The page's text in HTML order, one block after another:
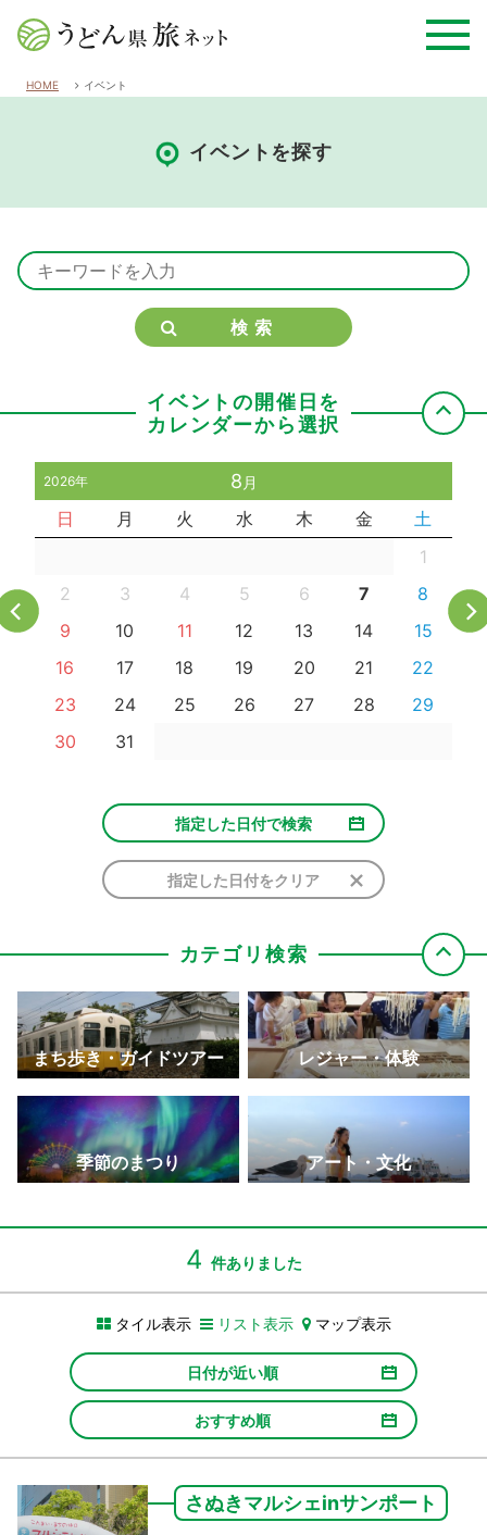
HOME イベント
イベントを探す
検索
イベントの開催日を
カレンダーから選択
2026年 8 月
日 月 火 水 木 金
土
1
2
3 4 5 6 7
8
9
10 11 12 13 14
15
16
17 18 19 20 21
22
23
24 25 26 27 28
29
30
31
指定した日付で検索
指定した日付をクリア
カテゴリ検索
まち歩き・ガイドツアー レジャー・体験
季節のまつり アート・文化
4 件ありました
タイル表示 リスト表示 マップ表示
日付が近い順
おすすめ順
さぬきマルシェinサンポート